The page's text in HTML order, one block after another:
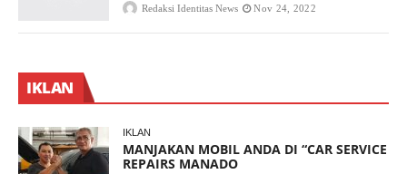
Redaksi Identitas News Nov 24, 2022
IKLAN
IKLAN
MANJAKAN MOBIL ANDA DI “CAR SERVICE
REPAIRS MANADO